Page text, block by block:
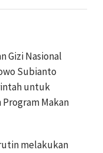
Gizi Nasional
Subianto
untuk
Makan
melakukan